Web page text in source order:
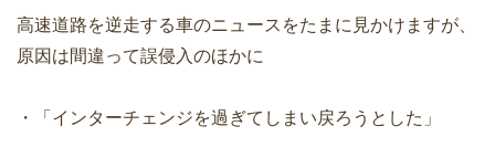
高速道路を逆走する車のニュースをたまに見かけますが、
原因は間違って誤侵入のほかに
・「インターチェンジを過ぎてしまい戻ろうとした」